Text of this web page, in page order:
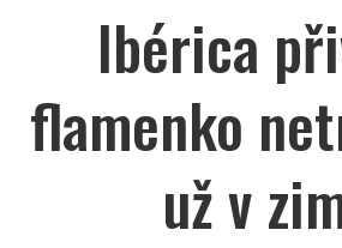
Ibérica
flamenko
už v